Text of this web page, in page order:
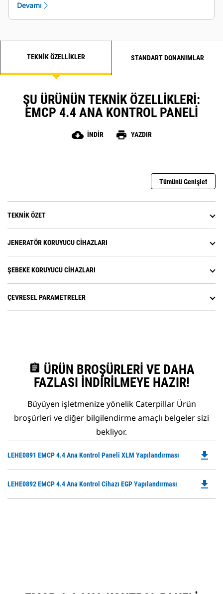
Sistem güvenliği için Şifre Korumalı Güvenlik Sistemi
15 inç Renkli Dokunmatik İnsan-Makine Arayüzü
Devamı
TEKNIK ÖZELLIKLER STANDART DONANIMLAR
ŞU ÜRÜNÜN TEKNIK ÖZELLIKLERI:
EMCP 4.4 ANA KONTROL PANELI
cloud_download İNDIR print YAZDIR
Tümünü Genişlet
TEKNIK ÖZET
JENERATÖR KORUYUCU CIHAZLARI
ŞEBEKE KORUYUCU CIHAZLARI
ÇEVRESEL PARAMETRELER
assignment ÜRÜN BROŞÜRLERI VE DAHA
FAZLASI İNDIRILMEYE HAZIR!
Büyüyen işletmenize yönelik Caterpillar Ürün
broşürleri ve diğer bilgilendirme amaçlı belgeler sizi
bekliyor.
LEHE0891 EMCP 4.4 Ana Kontrol Paneli XLM Yapılandırması
a
file_download
LEHE0892 EMCP 4.4 Ana Kontrol Cihazı EGP Yapılandırması file_download